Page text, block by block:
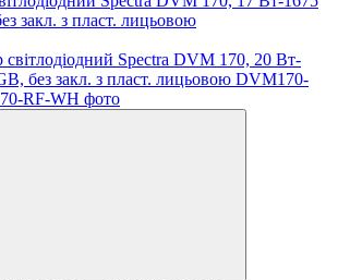
закл. з пласт. лицьовою